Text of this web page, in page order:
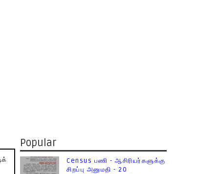
Popular
Census பணி - ஆசிரியர்களுக்கு
சிறப்பு அனுமதி - 20